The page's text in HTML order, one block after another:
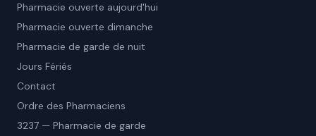
Pharmacie ouverte aujourd'hui
Pharmacie ouverte dimanche
Pharmacie de garde de nuit
Jours Fériés
Contact
Ordre des Pharmaciens
3237 — Pharmacie de garde